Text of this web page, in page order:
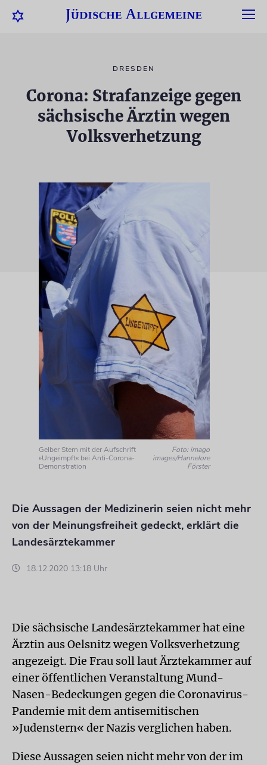
DRESDEN
Corona: Strafanzeige gegen
sächsische Ärztin wegen
Volksverhetzung
Gelber Stern mit der Aufschrift
»Ungeimpft« bei Anti-Corona-
Demonstration
Foto: imago
images/Hannelore
Förster
Die Aussagen der Medizinerin seien nicht mehr
von der Meinungsfreiheit gedeckt, erklärt die
Landesärztekammer
18.12.2020 13:18 Uhr
Die sächsische Landesärztekammer hat eine
Ärztin aus Oelsnitz wegen Volksverhetzung
angezeigt. Die Frau soll laut Ärztekammer auf
einer öffentlichen Veranstaltung Mund-
Nasen-Bedeckungen gegen die Coronavirus-
Pandemie mit dem antisemitischen
»Judenstern« der Nazis verglichen haben.
Diese Aussagen seien nicht mehr von der im